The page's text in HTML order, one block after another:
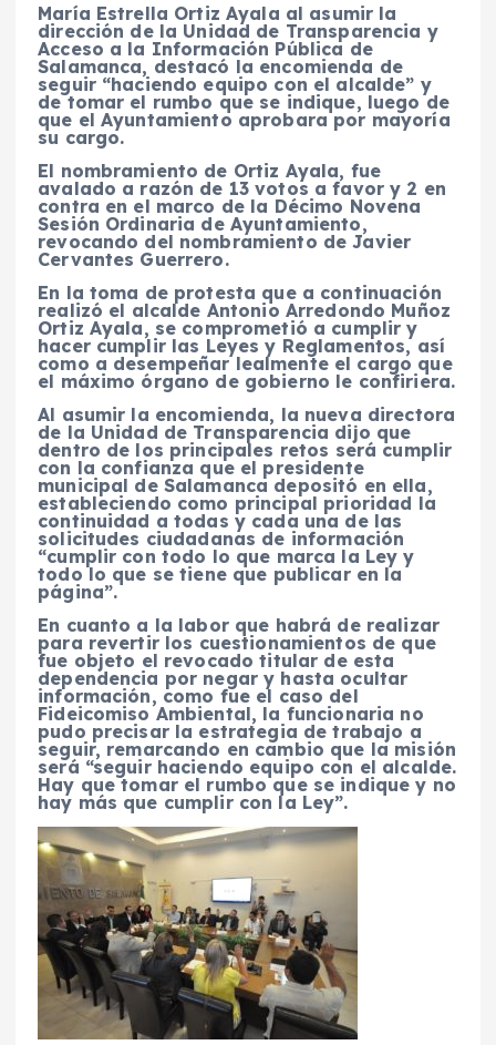
María Estrella Ortiz Ayala al asumir la
dirección de la Unidad de Transparencia y
Acceso a la Información Pública de
Salamanca, destacó la encomienda de
seguir “haciendo equipo con el alcalde” y
de tomar el rumbo que se indique, luego de
que el Ayuntamiento aprobara por mayoría
su cargo.
El nombramiento de Ortiz Ayala, fue
avalado a razón de 13 votos a favor y 2 en
contra en el marco de la Décimo Novena
Sesión Ordinaria de Ayuntamiento,
revocando del nombramiento de Javier
Cervantes Guerrero.
En la toma de protesta que a continuación
realizó el alcalde Antonio Arredondo Muñoz
Ortiz Ayala, se comprometió a cumplir y
hacer cumplir las Leyes y Reglamentos, así
como a desempeñar lealmente el cargo que
el máximo órgano de gobierno le confiriera.
Al asumir la encomienda, la nueva directora
de la Unidad de Transparencia dijo que
dentro de los principales retos será cumplir
con la confianza que el presidente
municipal de Salamanca depositó en ella,
estableciendo como principal prioridad la
continuidad a todas y cada una de las
solicitudes ciudadanas de información
“cumplir con todo lo que marca la Ley y
todo lo que se tiene que publicar en la
página”.
En cuanto a la labor que habrá de realizar
para revertir los cuestionamientos de que
fue objeto el revocado titular de esta
dependencia por negar y hasta ocultar
información, como fue el caso del
Fideicomiso Ambiental, la funcionaria no
pudo precisar la estrategia de trabajo a
seguir, remarcando en cambio que la misión
será “seguir haciendo equipo con el alcalde.
Hay que tomar el rumbo que se indique y no
hay más que cumplir con la Ley”.